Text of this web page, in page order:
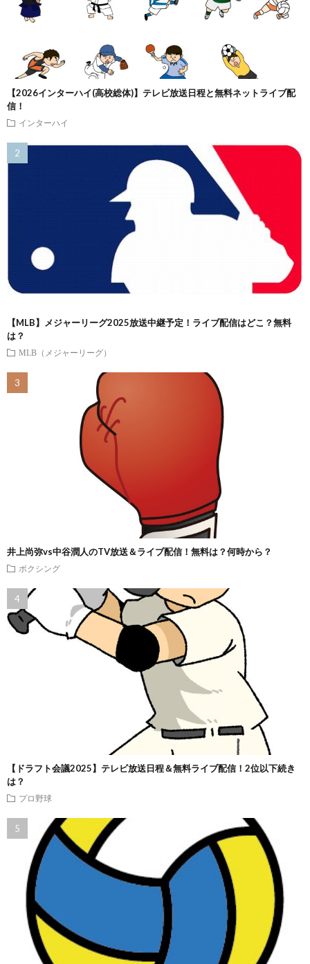
【2026インターハイ(高校総体)】テレビ放送日程と無料ネットライブ配
信！
インターハイ
【MLB】メジャーリーグ2025放送中継予定！ライブ配信はどこ？無料
は？
MLB（メジャーリーグ）
井上尚弥vs中谷潤人のTV放送＆ライブ配信！無料は？何時から？
ボクシング
【ドラフト会議2025】テレビ放送日程＆無料ライブ配信！2位以下続き
は？
プロ野球